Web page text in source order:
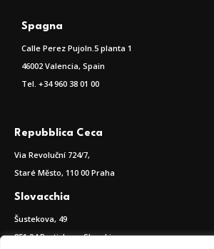
Spagna
Calle Perez Pujoln.5 planta 1
46002 Valencia, Spain
Tel. +34 960 38 01 00
Repubblica Ceca
Via Revoluční 724/7,
Staré Město, 110 00 Praha
Slovacchia
Šustekova, 49
851 04 Bratislava, Slovakia